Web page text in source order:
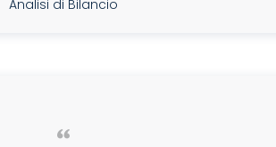
Analisi di Bilancio